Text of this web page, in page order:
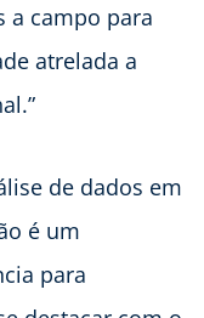
a campo para
atrelada a
de dados em
é um
para